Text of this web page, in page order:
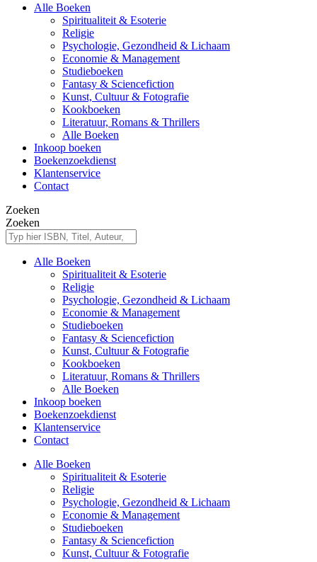
Alle Boeken
Spiritualiteit & Esoterie
Religie
Psychologie, Gezondheid & Lichaam
Economie & Management
Studieboeken
Fantasy & Sciencefiction
Kunst, Cultuur & Fotografie
Kookboeken
Literatuur, Romans & Thrillers
Alle Boeken
Inkoop boeken
Boekenzoekdienst
Klantenservice
Contact
Zoeken
Zoeken
Alle Boeken
Spiritualiteit & Esoterie
Religie
Psychologie, Gezondheid & Lichaam
Economie & Management
Studieboeken
Fantasy & Sciencefiction
Kunst, Cultuur & Fotografie
Kookboeken
Literatuur, Romans & Thrillers
Alle Boeken
Inkoop boeken
Boekenzoekdienst
Klantenservice
Contact
Alle Boeken
Spiritualiteit & Esoterie
Religie
Psychologie, Gezondheid & Lichaam
Economie & Management
Studieboeken
Fantasy & Sciencefiction
Kunst, Cultuur & Fotografie